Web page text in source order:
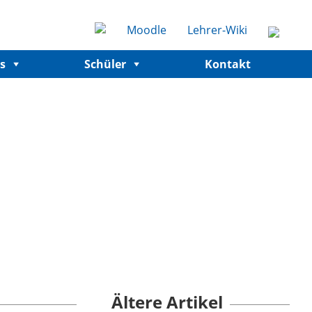
Moodle Lehrer-Wiki
Schüler Kontakt
Ältere Artikel